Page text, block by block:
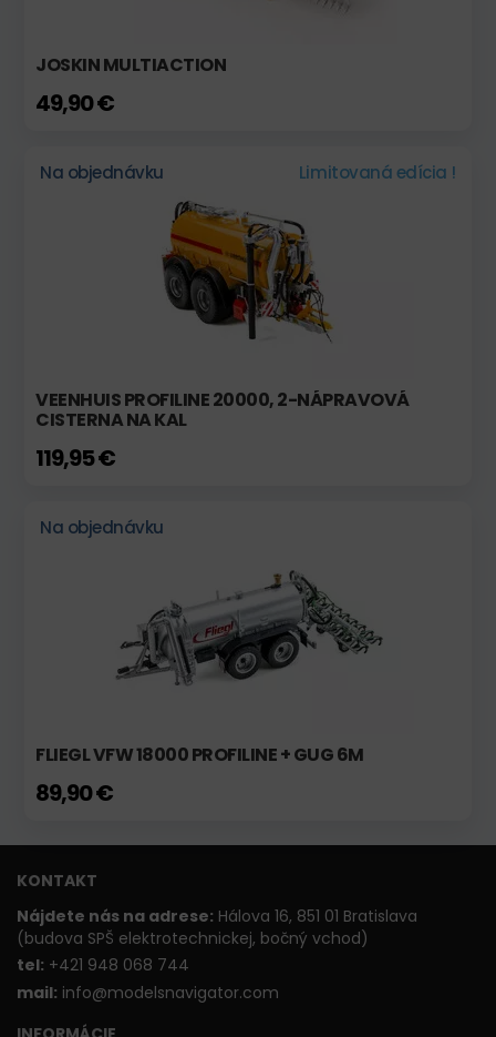
JOSKIN MULTIACTION
49,90 €
Na objednávku Limitovaná edícia !
VEENHUIS PROFILINE 20000, 2-NÁPRAVOVÁ
CISTERNA NA KAL
119,95 €
Na objednávku
FLIEGL VFW 18000 PROFILINE + GUG 6M
89,90 €
KONTAKT
Nájdete nás na adrese: Hálova 16, 851 01 Bratislava
(budova SPŠ elektrotechnickej, bočný vchod)
tel: +421 948 068 744
mail: info@modelsnavigator.com